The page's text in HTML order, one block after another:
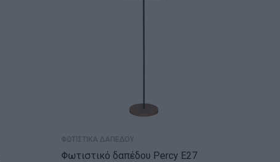
ΦΩΤΙΣΤΙΚΑ ΔΑΠΕΔΟΥ
Φωτιστικό δαπέδου Percy E27